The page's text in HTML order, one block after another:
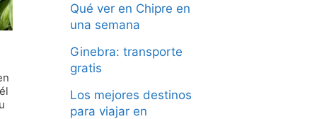
Qué ver en Chipre en
una semana
Ginebra: transporte
gratis
Los mejores destinos
para viajar en